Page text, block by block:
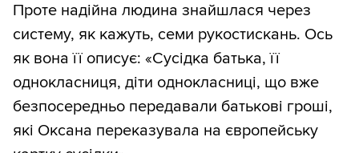
Проте надійна людина знайшлася через
систему, як кажуть, семи рукостискань. Ось
як вона її описує: «Сусідка батька, її
однокласниця, діти однокласниці, що вже
безпосередньо передавали батькові гроші,
які Оксана переказувала на європейську